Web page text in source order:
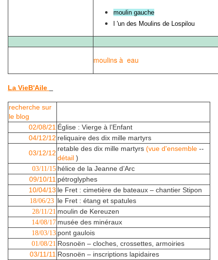
moulin gauche
l 'un des Moulins de Lospilou
moulins à eau
La VieB'Aile
recherche sur
le blog
02/08/21 Église : Vierge à l’Enfant
04/12/12 reliquaire des dix mille martyrs
03/12/12
retable des dix mille martyrs (vue d'ensemble --
détail )
03/11/15 hélice de la Jeanne d’Arc
09/10/11 pétroglyphes
10/04/13 le Fret : cimetière de bateaux – chantier Stipon
18/06/23 le Fret : étang et spatules
28/11/21 moulin de Kereuzen
14/08/17 musée des minéraux
18/03/13 pont gaulois
01/08/21 Rosnoën – cloches, crossettes, armoiries
03/11/11 Rosnoën – inscriptions lapidaires